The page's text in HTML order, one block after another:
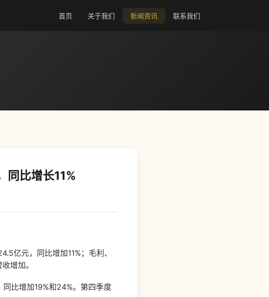
首页 关于我们 新闻资讯 联系我们
同比增长11%
亿元，同比增加11%；毛利、
增加。
比增加19%和24%。第四季度